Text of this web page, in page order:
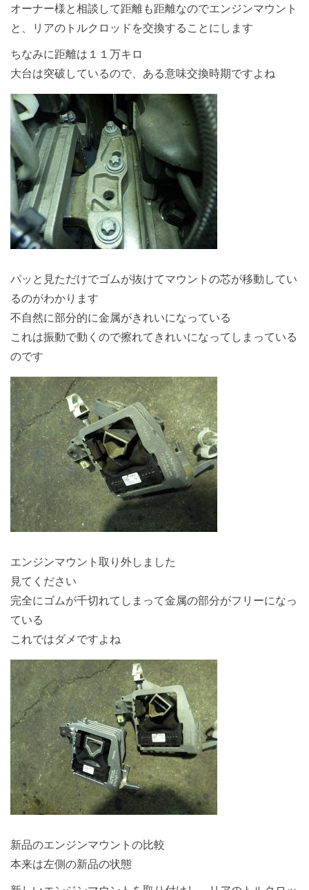
オーナー様と相談して距離も距離なのでエンジンマウント
と、リアのトルクロッドを交換することにします
ちなみに距離は１１万キロ
大台は突破しているので、ある意味交換時期ですよね
パッと見ただけでゴムが抜けてマウントの芯が移動してい
るのがわかります
不自然に部分的に金属がきれいになっている
これは振動で動くので擦れてきれいになってしまっている
のです
エンジンマウント取り外しました
見てください
完全にゴムが千切れてしまって金属の部分がフリーになっ
ている
これではダメですよね
新品のエンジンマウントの比較
本来は左側の新品の状態